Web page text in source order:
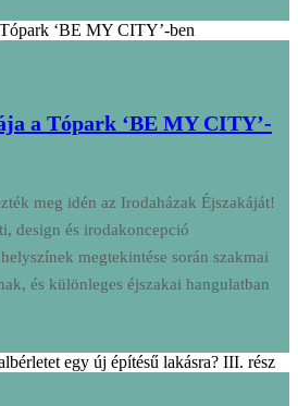
a Tópark ‘BE MY CITY’-
meg idén az Irodaházak Éjszakáját!
design és irodakoncepció
megtekintése során szakmai
és különleges éjszakai hangulatban